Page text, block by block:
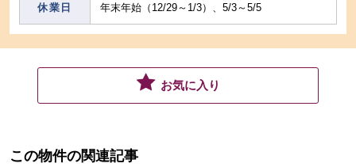
休業日 年末年始（12/29～1/3）、5/3～5/5
お気に入り
この物件の関連記事